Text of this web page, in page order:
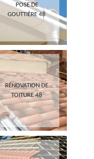
POSE DE
GOUTTIÈRE 48
RÉNOVATION DE
TOITURE 48